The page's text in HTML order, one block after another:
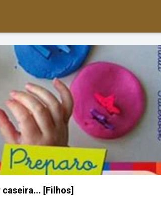
[Filhos]